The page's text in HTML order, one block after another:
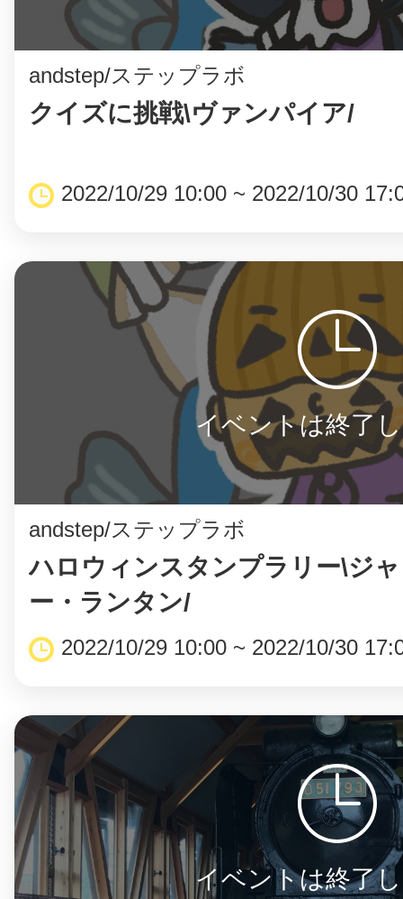
andstep/ステップラボ
クイズに挑戦\ヴァンパイア/
2022/10/29 10:00 ~ 2022/10/30
イベントは終了
andstep/ステップラボ
ハロウィンスタンプラリー\ジ
ー・ランタン/
2022/10/29 10:00 ~ 2022/10/30
イベントは終了
日立
まちのコイン
お知らせ
お問い合わせ
プライバシーポ